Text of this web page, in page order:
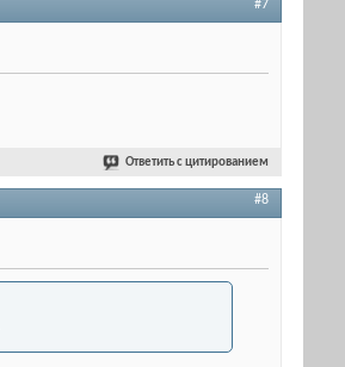
#7
Ответить с цитированием
#8